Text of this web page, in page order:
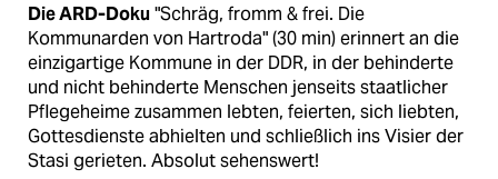
Die ARD-Doku"Schräg, fromm & frei. Die
Kommunarden von Hartroda" (30 min) erinnert an die
einzigartige Kommune in der DDR, in der behinderte
und nicht behinderte Menschen jenseits staatlicher
Pflegeheime zusammen lebten, feierten, sich liebten,
Gottesdienste abhielten und schließlich ins Visier der
Stasi gerieten. Absolut sehenswert!